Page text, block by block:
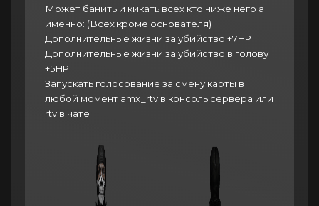
Может банить и кикать всех кто ниже него а
именно: (Всех кроме основателя)
Дополнительные жизни за убийство +7HP
Дополнительные жизни за убийство в голову
+5HP
Запускать голосование за смену карты в
любой момент amx_rtv в консоль сервера или
rtv в чате